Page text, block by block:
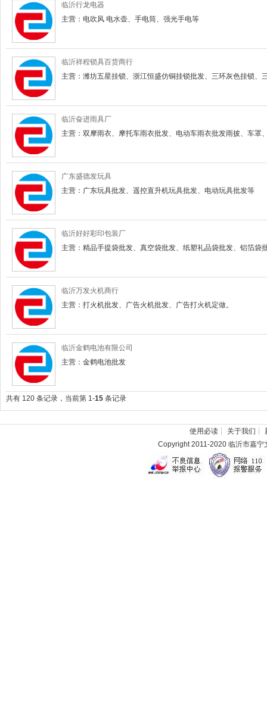
临沂行龙电器
主营：电吹风 电水壶、手电筒、强光手电等
临沂祥程锁具百货商行
主营：潍坊五星挂锁、浙江恒盛仿铜挂锁批发、三环灰色挂锁、
临沂奋进雨具厂
主营：双摩雨衣、摩托车雨衣批发、电动车雨衣批发雨披、车罩
广东盛德发玩具
主营：广东玩具批发、遥控直升机玩具批发、电动玩具批发等
临沂好好彩印包装厂
主营：精品手提袋批发、真空袋批发、纸塑礼品袋批发、铝箔袋
临沂万发火机商行
主营：打火机批发、广告火机批发、广告打火机定做。
临沂金鹤电池有限公司
主营：金鹤电池批发
共有 120 条记录，当前第 1-15 条记录
使用必读┊ 关于我们 ┊
Copyright 2011-2020 临沂市嘉